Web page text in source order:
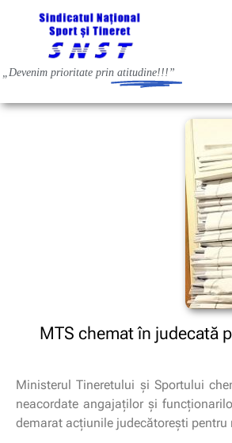
„Devenim prioritate prin atitudine!!!”
MTS chemat în judecată
Ministerul Tineretului și Sportului
neacordate angajaților și
demarat acțiunile judecătorești